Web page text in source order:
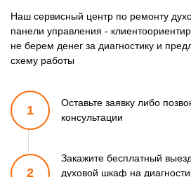
Наш сервисный центр по ремонту
панели управления -
не берем денег за диагностику и
схему работы
1
Оставьте заявку либо
консультации
2
Закажите бесплатный
духовой шкаф на